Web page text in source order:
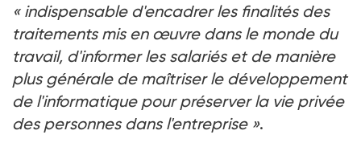
« indispensable d'encadrer les finalités des
traitements mis en œuvre dans le monde du
travail, d'informer les salariés et de manière
plus générale de maîtriser le développement
de l'informatique pour préserver la vie privée
des personnes dans l'entreprise ».